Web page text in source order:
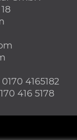
0170 4165182
416 5178